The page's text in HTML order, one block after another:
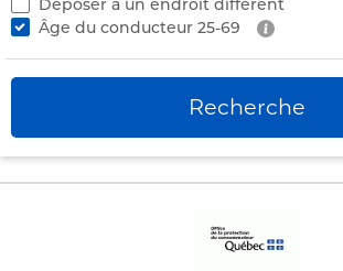
Déposer à un endroit différent
Âge du conducteur25-69
Recherche